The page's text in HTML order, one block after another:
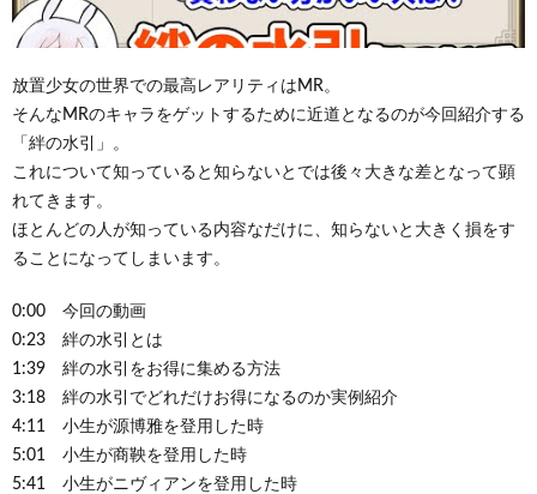
放置少女の世界での最高レアリティはMR。
そんなMRのキャラをゲットするために近道となるのが今回紹介する
「絆の水引」。
これについて知っていると知らないとでは後々大きな差となって顕
れてきます。
ほとんどの人が知っている内容なだけに、知らないと大きく損をす
ることになってしまいます。
0:00 今回の動画
0:23 絆の水引とは
1:39 絆の水引をお得に集める方法
3:18 絆の水引でどれだけお得になるのか実例紹介
4:11 小生が源博雅を登用した時
5:01 小生が商鞅を登用した時
5:41 小生がニヴィアンを登用した時